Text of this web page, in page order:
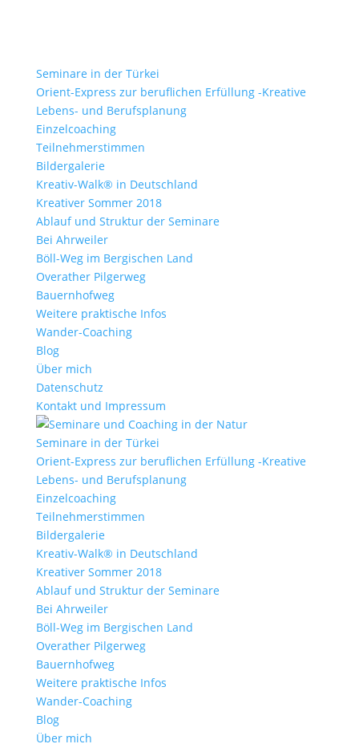
Seminare in der Türkei
Orient-Express zur beruflichen Erfüllung -Kreative
Lebens- und Berufsplanung
Einzelcoaching
Teilnehmerstimmen
Bildergalerie
Kreativ-Walk® in Deutschland
Kreativer Sommer 2018
Ablauf und Struktur der Seminare
Bei Ahrweiler
Böll-Weg im Bergischen Land
Overather Pilgerweg
Bauernhofweg
Weitere praktische Infos
Wander-Coaching
Blog
Über mich
Datenschutz
Kontakt und Impressum
Seminare in der Türkei
Orient-Express zur beruflichen Erfüllung -Kreative
Lebens- und Berufsplanung
Einzelcoaching
Teilnehmerstimmen
Bildergalerie
Kreativ-Walk® in Deutschland
Kreativer Sommer 2018
Ablauf und Struktur der Seminare
Bei Ahrweiler
Böll-Weg im Bergischen Land
Overather Pilgerweg
Bauernhofweg
Weitere praktische Infos
Wander-Coaching
Blog
Über mich